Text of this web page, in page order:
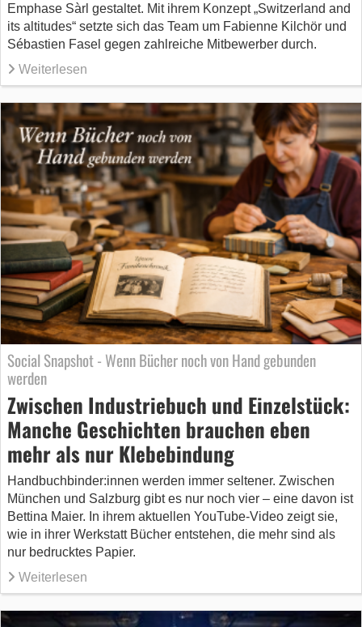
Emphase Sàrl gestaltet. Mit ihrem Konzept „Switzerland and
its altitudes“ setzte sich das Team um Fabienne Kilchör und
Sébastien Fasel gegen zahlreiche Mitbewerber durch.
Weiterlesen
Social Snapshot - Wenn Bücher noch von Hand gebunden
werden
Zwischen Industriebuch und Einzelstück:
Manche Geschichten brauchen eben
mehr als nur Klebebindung
Handbuchbinder:innen werden immer seltener. Zwischen
München und Salzburg gibt es nur noch vier – eine davon ist
Bettina Maier. In ihrem aktuellen YouTube-Video zeigt sie,
wie in ihrer Werkstatt Bücher entstehen, die mehr sind als
nur bedrucktes Papier.
Weiterlesen